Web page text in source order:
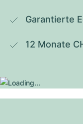
Garantierte
12 Monate